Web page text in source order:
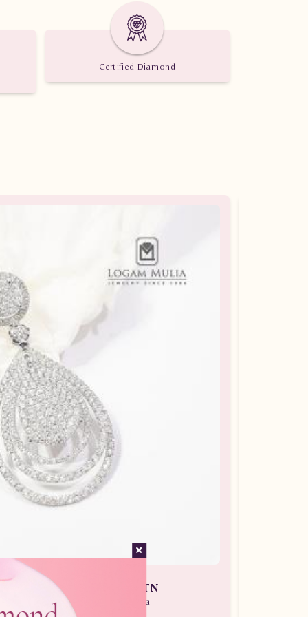
Certified Diamond
ARL.A28500.R1 tLTN
Berlian / Liontin Berlian Wanita